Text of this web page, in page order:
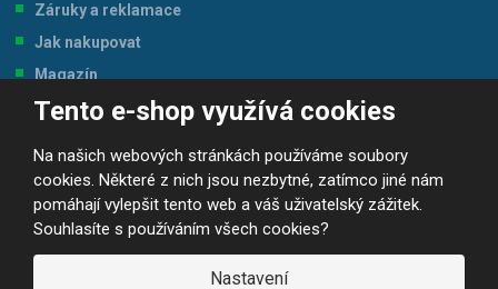
Tento e-shop využívá cookies
Na našich webových stránkách používáme soubory
cookies. Některé z nich jsou nezbytné, zatímco jiné nám
pomáhají vylepšit tento web a váš uživatelský zážitek.
Souhlasíte s používáním všech cookies?
Nastavení
Záruky a reklamace
Jak nakupovat
Magazín
Tabulka velikostí
© 2026, JP-SPORT.CZ SPORTOVNÍ POTŘEBY
Prohlášení o přístupnosti |Mapa stránek ||GDPR